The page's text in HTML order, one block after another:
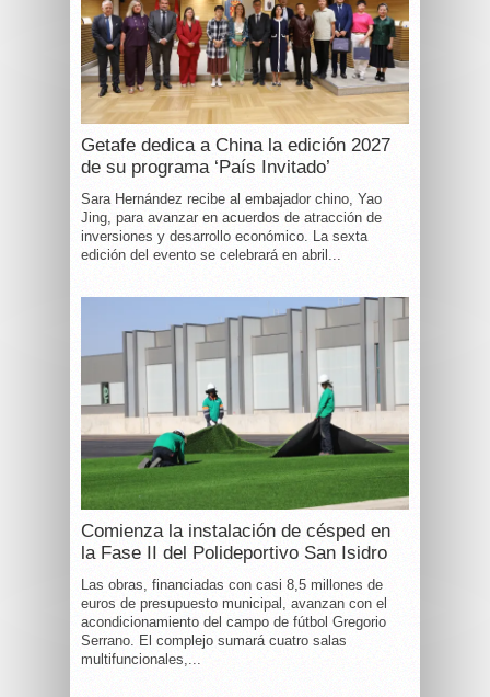
Getafe dedica a China la edición 2027
de su programa ‘País Invitado’
Sara Hernández recibe al embajador chino, Yao
Jing, para avanzar en acuerdos de atracción de
inversiones y desarrollo económico. La sexta
edición del evento se celebrará en abril...
Comienza la instalación de césped en
la Fase II del Polideportivo San Isidro
Las obras, financiadas con casi 8,5 millones de
euros de presupuesto municipal, avanzan con el
acondicionamiento del campo de fútbol Gregorio
Serrano. El complejo sumará cuatro salas
multifuncionales,...